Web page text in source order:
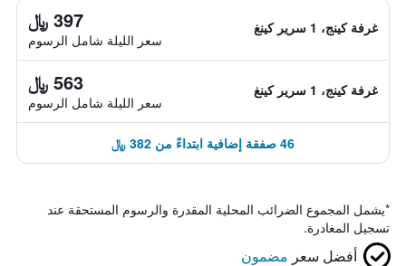
غرفة كينج، 1 سرير كينغ 397 ﷼
سعر الليلة شامل الرسوم
غرفة كينج، 1 سرير كينغ 563 ﷼
سعر الليلة شامل الرسوم
46 صفقة إضافية ابتداءً من 382 ﷼
*يشمل المجموع الضرائب المحلية المقدرة والرسوم المستحقة عند
تسجيل المغادرة.
أفضل سعر مضمون